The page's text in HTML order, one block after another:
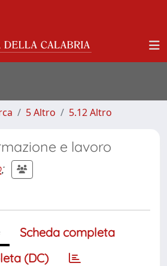
5 Altro 5.12 Altro
e lavoro
;
Scheda completa
(DC)